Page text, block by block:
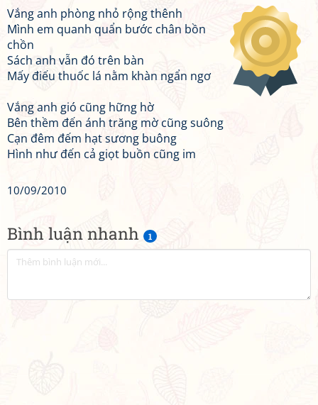
Bình luận nhanh 1
Vắng anh phòng nhỏ rộng thênh
Mình em quanh quẩn bước chân bồn
chồn
Sách anh vẫn đó trên bàn
Mấy điếu thuốc lá nằm khàn ngẩn ngơ
Vắng anh gió cũng hững hờ
Bên thềm đến ánh trăng mờ cũng suông
Cạn đêm đếm hạt sương buông
Hình như đến cả giọt buồn cũng im
10/09/2010